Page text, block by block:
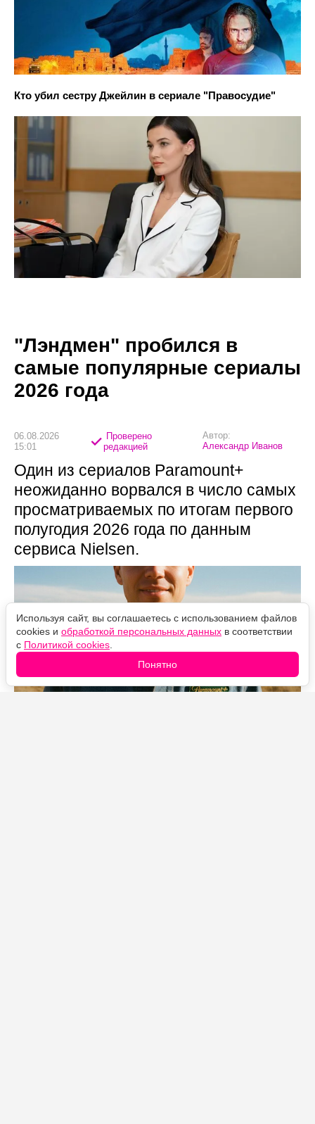
Кто убил сестру Джейлин в сериале "Правосудие"
"Лэндмен" пробился в
самые популярные сериалы
2026 года
06.08.2026
15:01
Проверено
редакцией
Автор:
Александр Иванов
Один из сериалов Paramount+
неожиданно ворвался в число самых
просматриваемых по итогам первого
полугодия 2026 года по данным
сервиса Nielsen.
Используя сайт, вы соглашаетесь с использованием файлов
cookies и обработкой персональных данных в соответствии
с Политикой cookies
Понятно